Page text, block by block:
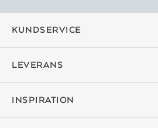
KUNDSERVICE
LEVERANS
INSPIRATION